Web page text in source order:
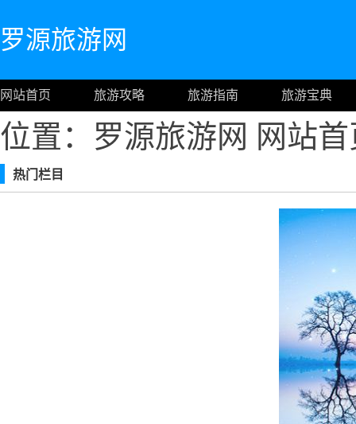
罗源旅游网
网站首页 旅游攻略 旅游指南 旅游宝典
位置：罗源旅游网 网站
热门栏目